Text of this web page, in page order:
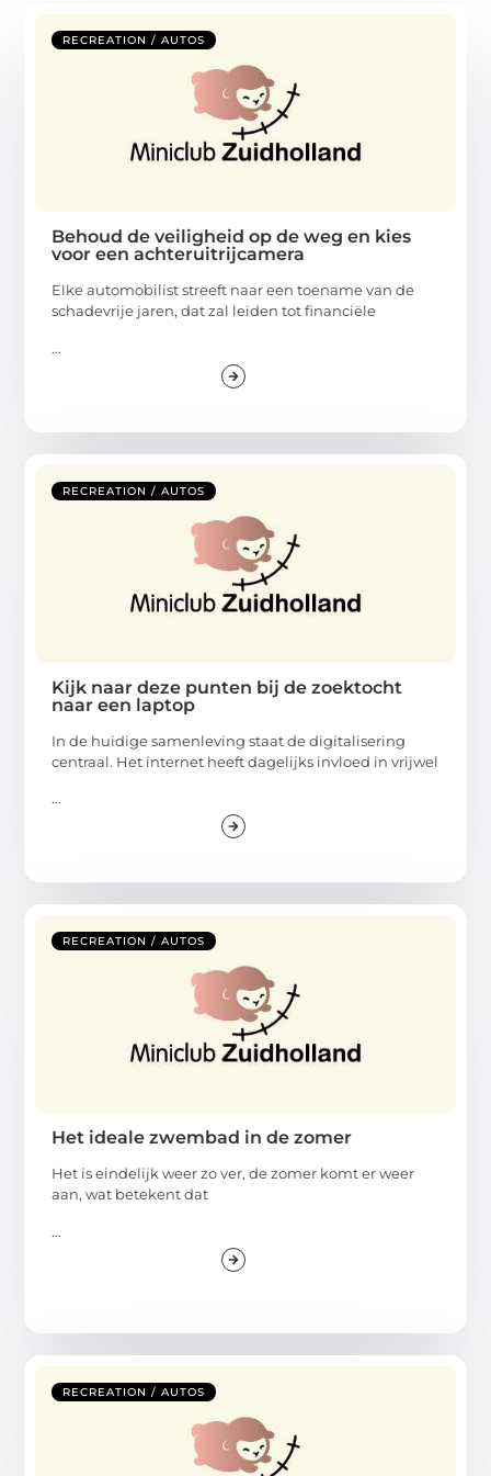
RECREATION / AUTOS
Behoud de veiligheid op de weg en kies
voor een achteruitrijcamera
Elke automobilist streeft naar een toename van de
schadevrije jaren, dat zal leiden tot financiële
...
RECREATION / AUTOS
Kijk naar deze punten bij de zoektocht
naar een laptop
In de huidige samenleving staat de digitalisering
centraal. Het internet heeft dagelijks invloed in vrijwel
...
RECREATION / AUTOS
Het ideale zwembad in de zomer
Het is eindelijk weer zo ver, de zomer komt er weer
aan, wat betekent dat
...
RECREATION / AUTOS